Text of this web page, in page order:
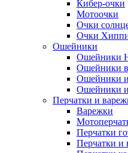
Кибер-очки
Мотоочки
Очки
Очки
Ошейники
Ошейники
Ошейники в
Ошейники
Ошейники
Перчатки и
Варежки
Перчатки
Перчатки и